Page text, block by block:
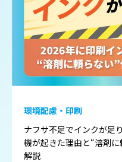
環境配慮・印刷
ナフサ不足でインクが足
機が起きた理由と“溶剤
解説